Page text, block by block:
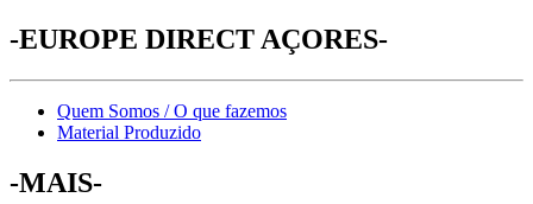
-EUROPE DIRECT AÇORES-
Quem Somos / O que fazemos
Material Produzido
-MAIS-